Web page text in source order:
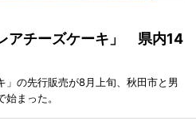
アチーズケーキ」 県内14
」の先行販売が8月上旬、秋田市と男
まった。